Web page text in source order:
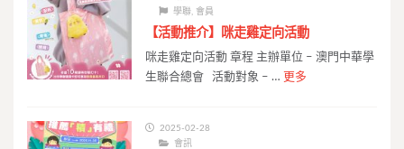
學聯, 會員
【活動推介】咪走雞定向活動
咪走雞定向活動 章程 主辦單位 – 澳門中華學
生聯合總會 活動對象 – … 更多
2025-02-28
會訊